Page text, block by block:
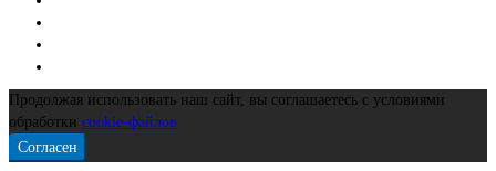
Продолжая использовать наш сайт, вы соглашаетесь с условиями
обработки cookie-файлов
Согласен